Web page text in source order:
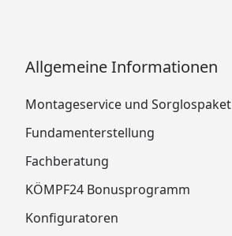
Allgemeine Informationen
Montageservice und Sorglospaket
Fundamenterstellung
Fachberatung
KÖMPF24 Bonusprogramm
Konfiguratoren